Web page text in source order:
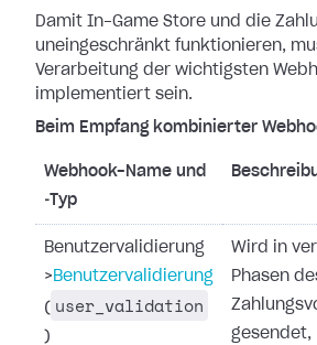
Damit In-Game Store und die
uneingeschränkt funktionieren,
Verarbeitung der wichtigsten
implementiert sein.
Beim Empfang kombinierter
Webhook-Name und
‑Typ
Benutzervalidierung
> Benutzervalidierung
( user_validation
)
Wird in
Phasen
gesendet,